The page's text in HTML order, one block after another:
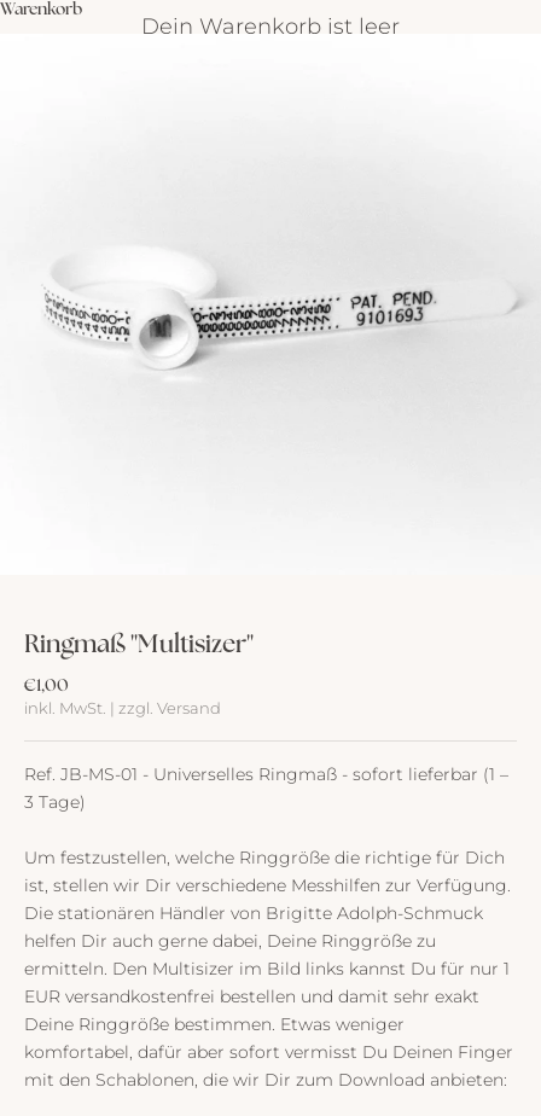
Warenkorb
Dein Warenkorb ist leer
Ringmaß "Multisizer"
Angebot
€1,00
inkl. MwSt. | zzgl. Versand
Ref. JB-MS-01 - Universelles Ringmaß - sofort lieferbar (1 –
3 Tage)
Um festzustellen, welche Ringgröße die richtige für Dich
ist, stellen wir Dir verschiedene Messhilfen zur Verfügung.
Die stationären Händler von Brigitte Adolph-Schmuck
helfen Dir auch gerne dabei, Deine Ringgröße zu
ermitteln. Den Multisizer im Bild links kannst Du für nur 1
EUR versandkostenfrei bestellen und damit sehr exakt
Deine Ringgröße bestimmen. Etwas weniger
komfortabel, dafür aber sofort vermisst Du Deinen Finger
mit den Schablonen, die wir Dir zum Download anbieten: